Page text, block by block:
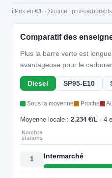
ℹ️ Prix en €/L · Source : prix-
Comparatif des
Plus la barre verte est
avantageuse pour le
Diesel SP95-E10
Sous la moyenne Proche
Moyenne locale : 2,234 €/L · 4
Nombre
stations
1 Intermarché